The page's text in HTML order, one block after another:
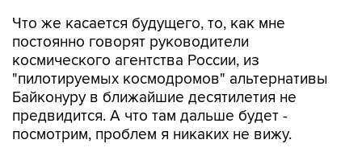
Что же касается будущего, то, как мне
постоянно говорят руководители
космического агентства России, из
"пилотируемых космодромов" альтернативы
Байконуру в ближайшие десятилетия не
предвидится. А что там дальше будет -
посмотрим, проблем я никаких не вижу.